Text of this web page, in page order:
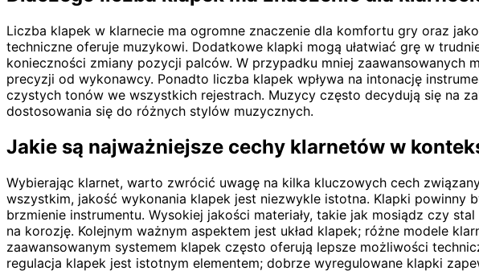
Liczba klapek w klarnecie ma ogromne znaczenie dla komfortu gry oraz
techniczne oferuje muzykowi. Dodatkowe klapki mogą ułatwiać grę w
konieczności zmiany pozycji palców. W przypadku mniej
precyzji od wykonawcy. Ponadto liczba klapek wpływa na intonację
czystych tonów we wszystkich rejestrach. Muzycy często decydują się na
dostosowania się do różnych stylów muzycznych.
Jakie są najważniejsze cechy klarnetów w
Wybierając klarnet, warto zwrócić uwagę na kilka kluczowych cech
wszystkim, jakość wykonania klapek jest niezwykle istotna. Klapki
brzmienie instrumentu. Wysokiej jakości materiały, takie jak mosiądz czy
na korozję. Kolejnym ważnym aspektem jest układ klapek; różne modele
zaawansowanym systemem klapek często oferują lepsze możliwości
regulacja klapek jest istotnym elementem; dobrze wyregulowane klapki